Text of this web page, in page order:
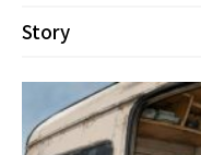
Story